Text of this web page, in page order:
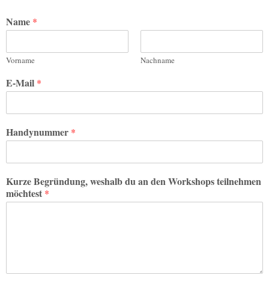
Name *
Vorname Nachname
E-Mail *
Handynummer *
Kurze Begründung, weshalb du an den Workshops teilnehmen
möchtest *